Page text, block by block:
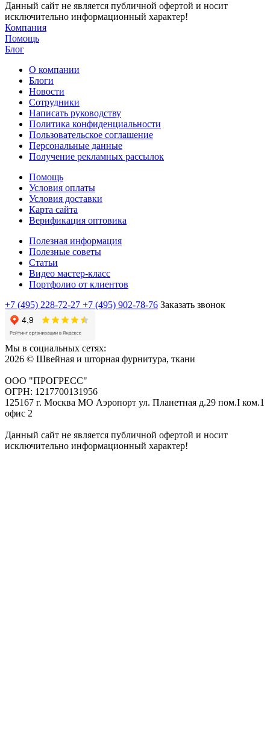
Данный сайт не является публичной офертой и носит
исключительно информационный характер!
Компания
Помощь
Блог
О компании
Блоги
Новости
Сотрудники
Написать руководству
Политика конфиденциальности
Пользовательское соглашение
Персональные данные
Получение рекламных рассылок
Помощь
Условия оплаты
Условия доставки
Карта сайта
Верификация оптовика
Полезная информация
Полезные советы
Статьи
Видео мастер-класс
Портфолио от клиентов
+7 (495) 228-72-27 +7 (495) 902-78-76 Заказать звонок
Мы в социальных сетях:
2026 © Швейная и шторная фурнитура, ткани
ООО "ПРОГРЕСС"
ОГРН: 1217700131956
125167 г. Москва МО Аэропорт ул. Планетная д.29 пом.I ком.1
офис 2
Данный сайт не является публичной офертой и носит
исключительно информационный характер!